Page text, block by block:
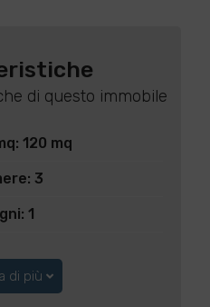
di questo immobile
120 mq
3
1
di più